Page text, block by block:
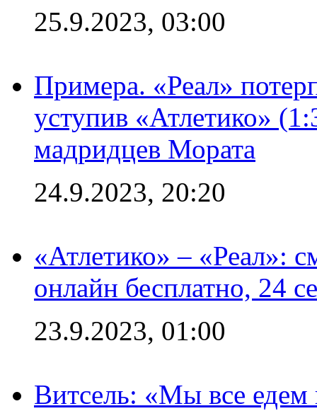
25.9.2023, 03:00
Примера. «Реал»
уступив «Атлетико»
мадридцев Мората
24.9.2023, 20:20
«Атлетико» – «Реал»:
онлайн бесплатно, 24
23.9.2023, 01:00
Витсель: «Мы все едем